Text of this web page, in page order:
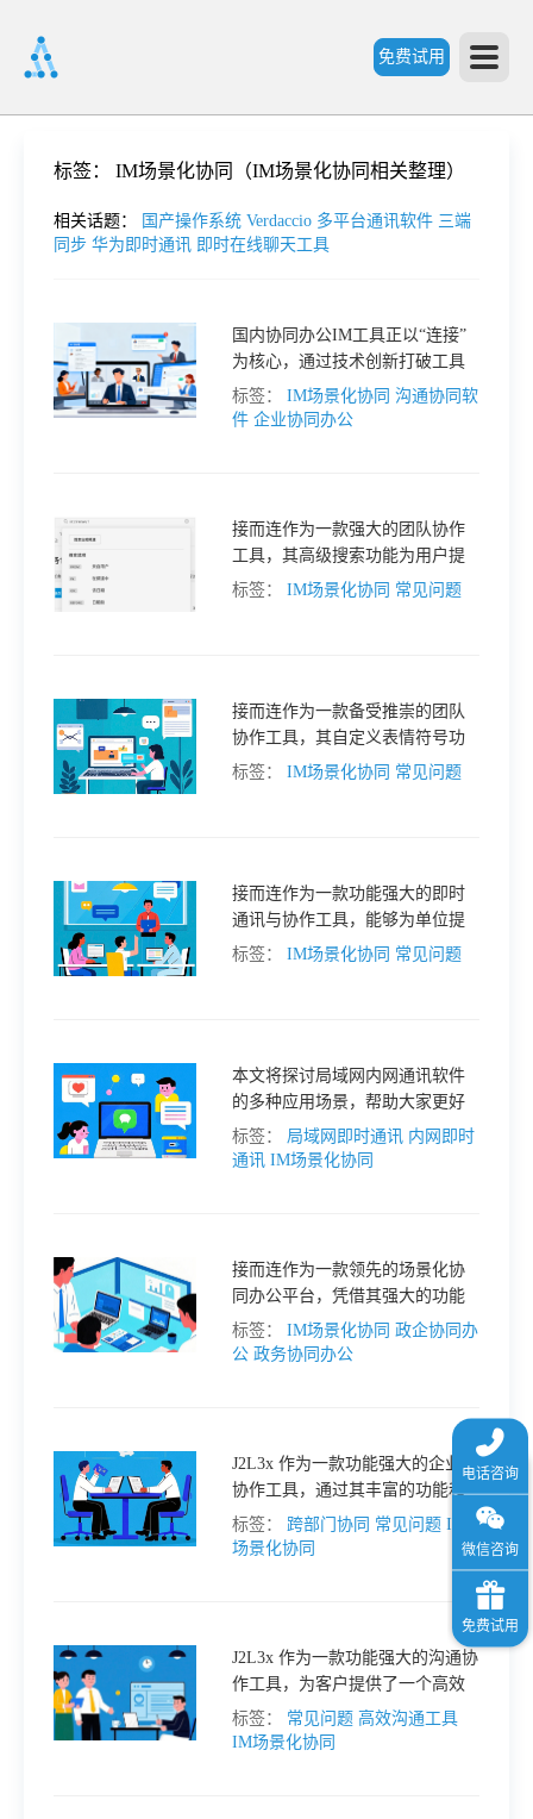
免费试用
格
常
见
题
标签： IM场景化协同（IM场景化协同相关整理）
相关话题： 国产操作系统 Verdaccio 多平台通讯软件 三端
同步 华为即时通讯 即时在线聊天工具
国内协同办公IM工具正以“连接”
为核心，通过技术创新打破工具
壁垒、重构沟通逻辑，让企业协
作从“被动响应”转向“主动协同”，
标签： IM场景化协同 沟通协同软
件 企业协同办公
接而连作为一款强大的团队协作
工具，其高级搜索功能为用户提
供了多种高效的信息检索方式，
标签： IM场景化协同 常见问题
接而连作为一款备受推崇的团队
协作工具，其自定义表情符号功
能为用户提供了独特的表达方
标签： IM场景化协同 常见问题
接而连作为一款功能强大的即时
通讯与协作工具，能够为单位提
供高效、安全的任务下发和管理
标签： IM场景化协同 常见问题
本文将探讨局域网内网通讯软件
的多种应用场景，帮助大家更好
地理解其重要性和实际应用。
标签： 局域网即时通讯 内网即时
通讯 IM场景化协同
接而连作为一款领先的场景化协
同办公平台，凭借其强大的功能
和灵活的解决方案，为政企机构
提供了满足多样化需求的全新工
标签： IM场景化协同 政企协同办
公 政务协同办公
J2L3x 作为一款功能强大的企业级
协作工具，通过其丰富的功能和
灵活的使用方式，为企业提供了
高效的跨部门沟通解决方案。
标签： 跨部门协同 常见问题 IM
场景化协同
J2L3x 作为一款功能强大的沟通协
作工具，为客户提供了一个高效
管理对话的平台，帮助客户支持
团队在日常工作中实现高效沟通
标签： 常见问题 高效沟通工具
IM场景化协同